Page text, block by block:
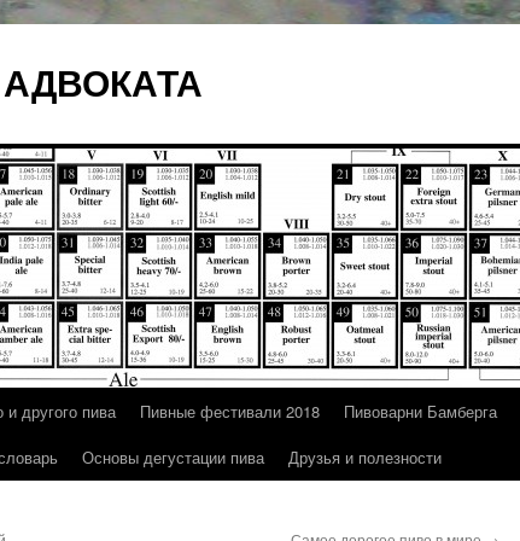
другого пива Пивные фестивали 2018 Пивоварни Бамберга
Основы дегустации пива Друзья и полезности